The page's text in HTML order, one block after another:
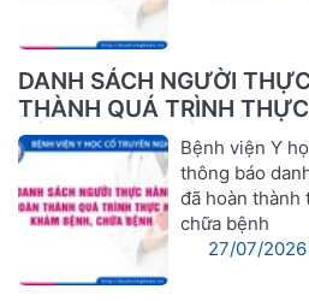
DANH SÁCH NGƯỜI
THÀNH QUÁ TRÌNH
BỆNH, CHỮA BỆNHBệnh viện Y
thông báo
đã hoàn thành
chữa bệnh
27/07/